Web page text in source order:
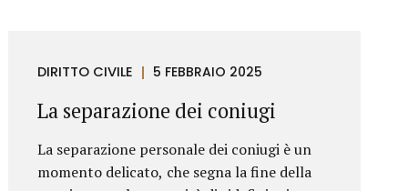
nella redazione di contratti commerciali,
segnaliamo di seguito le clausole che non
dovrebbero mai mancare in un contratto di
fornitura arredi in ambito Contract.
Oggetto del contratto: chiarezza e dettaglio
DIRITTO CIVILE 5 FEBBRAIO 2025
La separazione dei coniugi
La separazione personale dei coniugi è un
momento delicato, che segna la fine della